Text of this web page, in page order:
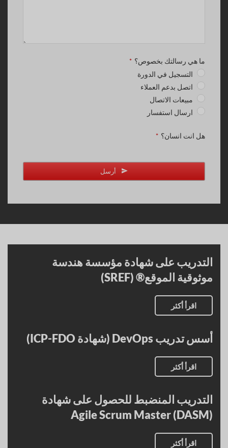
ما هي رسالتك بخصوص؟ *
التسجيل في الدورة
اتصل بدعم العملاء
مبيعات الاتصال
ارسال استفسار
هل انت انسان؟ *
أرسل
التدريب على شهادة مؤسسة هندسة
موثوقية الموقع® (SREF)
اقرأ أكثر
أسس تدريب DevOps (شهادة ICP-FDO)
اقرأ أكثر
التدريب المنضبط للحصول على شهادة
Agile Scrum Master (DASM)
اقرأ أكثر